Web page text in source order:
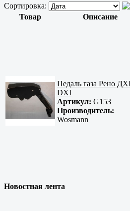
Сортировка:
Товар
Описание
Педаль газа Рено
DXI
Артикул: G153
Производитель:
Wosmann
Новостная лента